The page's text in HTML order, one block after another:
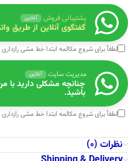
پشتیبانی فروش آنلاین
گفتگوی آنلاین از طریق
لطفاً برای شروع مکالمه ابتداخط مشی رازداری
مدیریت سایت آنلاین
چنانچه مشکلی دارید با
باشید.
لطفاً برای شروع مکالمه ابتداخط مشی رازداری
نظرات (0)